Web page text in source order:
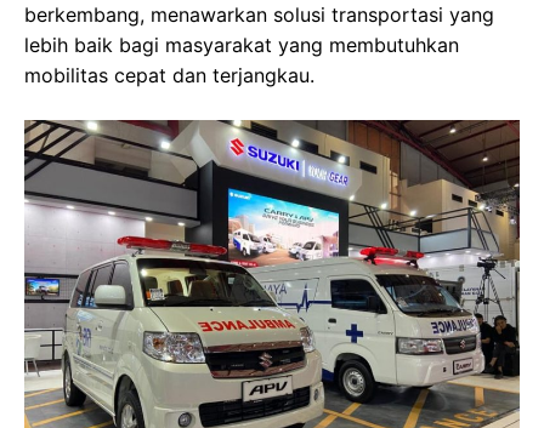
berkembang, menawarkan solusi transportasi yang
lebih baik bagi masyarakat yang membutuhkan
mobilitas cepat dan terjangkau.